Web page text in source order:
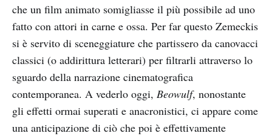
che un film animato somigliasse il più possibile ad uno
fatto con attori in carne e ossa. Per far questo Zemeckis
si è servito di sceneggiature che partissero da canovacci
classici (o addirittura letterari) per filtrarli attraverso lo
sguardo della narrazione cinematografica
contemporanea. A vederlo oggi, Beowulf, nonostante
gli effetti ormai superati e anacronistici, ci appare come
una anticipazione di ciò che poi è effettivamente